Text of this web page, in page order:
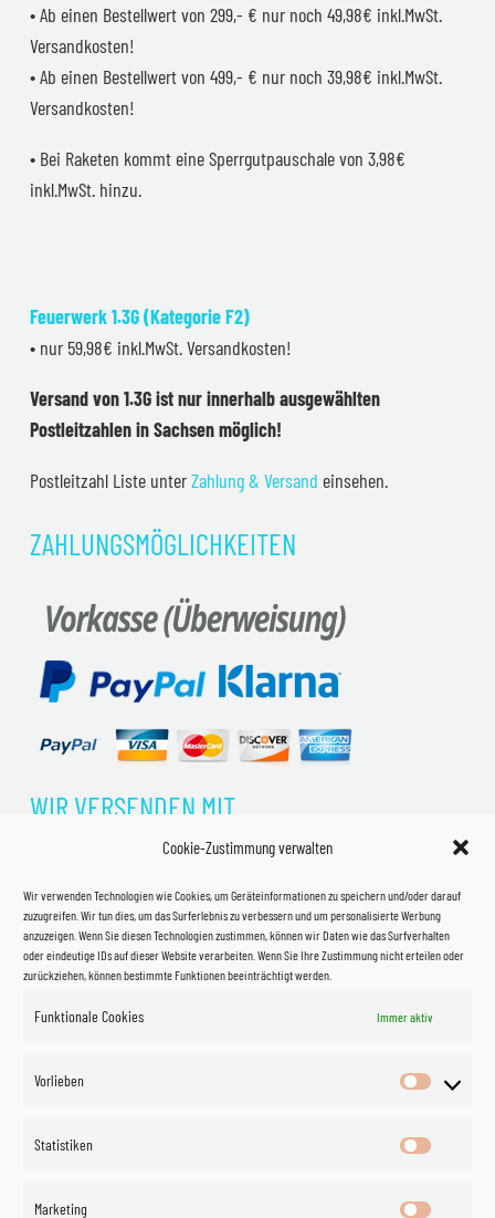
Cookie-Zustimmung verwalten
Wir verwenden Technologien wie Cookies, um Geräteinformationen zu speichern und/oder darauf
zuzugreifen. Wir tun dies, um das Surferlebnis zu verbessern und um personalisierte Werbung
anzuzeigen. Wenn Sie diesen Technologien zustimmen, können wir Daten wie das Surfverhalten
oder eindeutige IDs auf dieser Website verarbeiten. Wenn Sie Ihre Zustimmung nicht erteilen oder
zurückziehen, können bestimmte Funktionen beeinträchtigt werden.
Funktionale Cookies Immer aktiv
Vorlieben
Vorlieben
Statistiken
Marketing
• Ab einen Bestellwert von 299,- € nur noch 49,98€ inkl.MwSt.
Versandkosten!
• Ab einen Bestellwert von 499,- € nur noch 39,98€ inkl.MwSt.
Versandkosten!
• Bei Raketen kommt eine Sperrgutpauschale von 3,98€
inkl.MwSt. hinzu.
Feuerwerk 1.3G (Kategorie F2)
• nur 59,98€ inkl.MwSt. Versandkosten!
Versand von 1.3G ist nur innerhalb ausgewählten
Postleitzahlen in Sachsen möglich!
Postleitzahl Liste unterZahlung & Versand einsehen.
ZAHLUNGSMÖGLICHKEITEN
WIR VERSENDEN MIT